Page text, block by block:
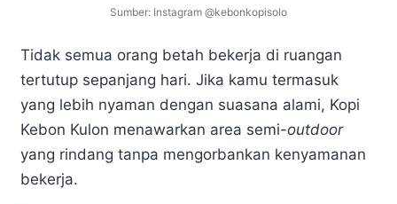
Sumber: Instagram @kebonkopisolo
Tidak semua orang betah bekerja di ruangan
tertutup sepanjang hari. Jika kamu termasuk
yang lebih nyaman dengan suasana alami, Kopi
Kebon Kulon menawarkan area semi-outdoor
yang rindang tanpa mengorbankan kenyamanan
bekerja.